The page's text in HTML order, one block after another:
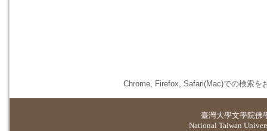
Chrome, Firefox, Safari(Mac)での検索を
臺灣大學文學院佛
National Taiwan